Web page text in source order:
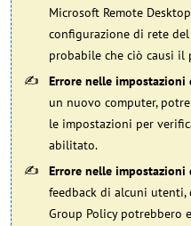
Microsoft Remote
configurazione di rete
probabile che ciò causi il
Errore nelle impostazioni
un nuovo computer,
le impostazioni per
abilitato.
Errore nelle impostazioni
feedback di alcuni
Group Policy potrebbero